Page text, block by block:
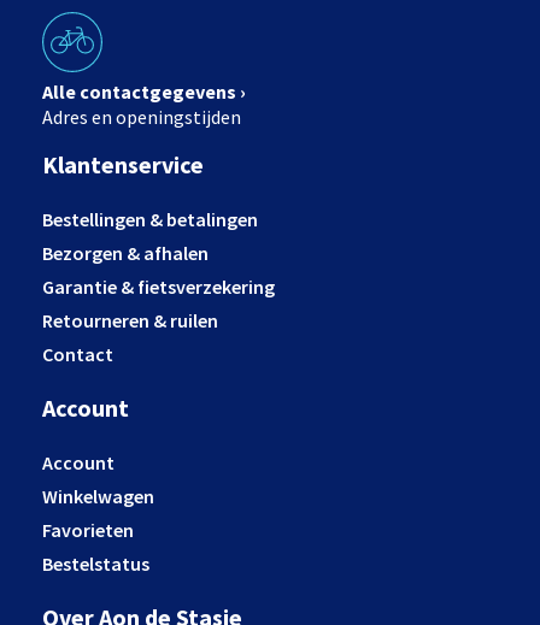
Alle contactgegevens ›
Adres en openingstijden
Klantenservice
Bestellingen & betalingen
Bezorgen & afhalen
Garantie & fietsverzekering
Retourneren & ruilen
Contact
Account
Account
Winkelwagen
Favorieten
Bestelstatus
Over Aon de Stasie